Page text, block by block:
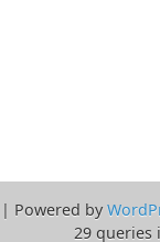
Powered by
29 queries